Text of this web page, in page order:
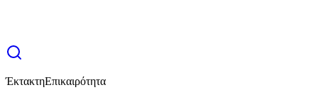
ΈκτακτηΕπικαιρότητα